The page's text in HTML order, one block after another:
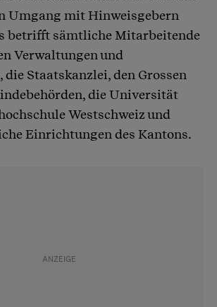
Umgang mit Hinweisgebern
betrifft sämtliche Mitarbeitende
Verwaltungen und
die Staatskanzlei, den Grossen
die Universität
Westschweiz und
Einrichtungen des Kantons.